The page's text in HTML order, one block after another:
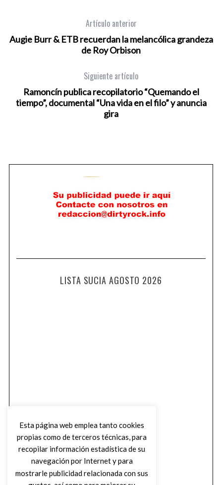
Artículo anterior
Augie Burr & ETB recuerdan la melancólica grandeza
de Roy Orbison
Siguiente artículo
Ramoncín publica recopilatorio “Quemando el
tiempo”, documental “Una vida en el filo” y anuncia
gira
LISTA SUCIA AGOSTO 2026
Esta página web emplea tanto cookies
propias como de terceros técnicas, para
recopilar información estadística de su
navegación por Internet y para
mostrarle publicidad relacionada con sus